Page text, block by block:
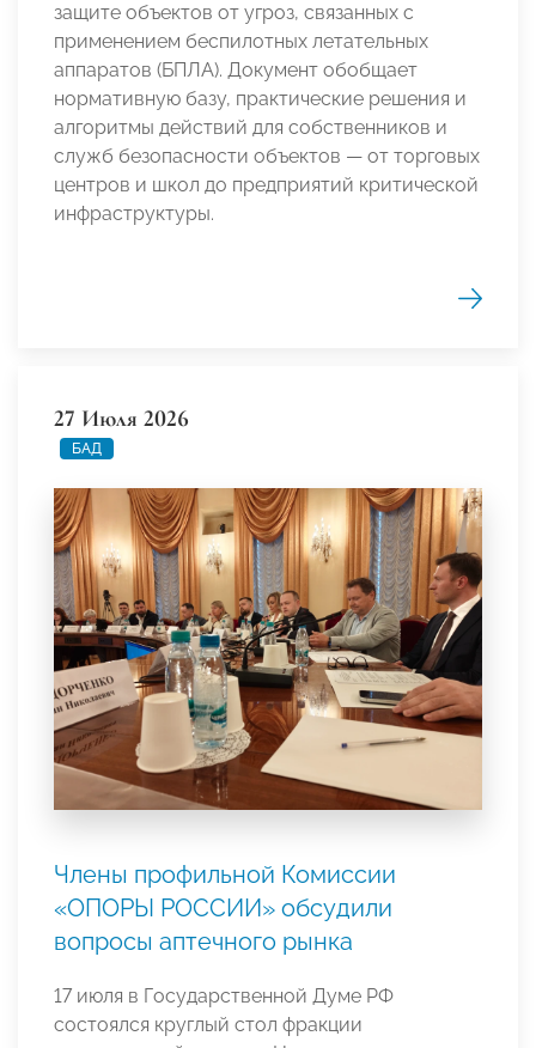
защите объектов от угроз, связанных с
применением беспилотных летательных
аппаратов (БПЛА). Документ обобщает
нормативную базу, практические решения и
алгоритмы действий для собственников и
служб безопасности объектов — от торговых
центров и школ до предприятий критической
инфраструктуры.
27 Июля 2026
БАД
Члены профильной Комиссии
«ОПОРЫ РОССИИ» обсудили
вопросы аптечного рынка
17 июля в Государственной Думе РФ
состоялся круглый стол фракции